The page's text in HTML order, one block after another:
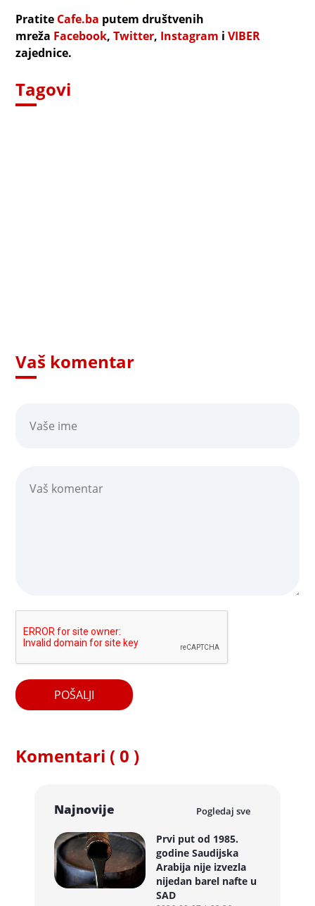
Pratite Cafe.ba putem društvenih
mreža Facebook,Twitter, Instagram iVIBER
zajednice.
Tagovi
Vaš komentar
POŠALJI
Komentari ( 0 )
Najnovije Pogledaj sve
Prvi put od 1985.
godine Saudijska
Arabija nije izvezla
nijedan barel nafte u
SAD